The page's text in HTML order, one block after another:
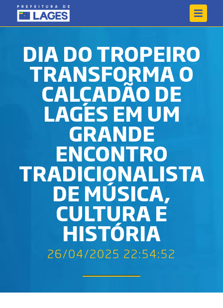
DIA DO TROPEIRO
TRANSFORMA O
CALÇADÃO DE
LAGES EM UM
GRANDE
ENCONTRO
TRADICIONALISTA
DE MÚSICA,
CULTURA E
HISTÓRIA
26/04/2025 22:54:52